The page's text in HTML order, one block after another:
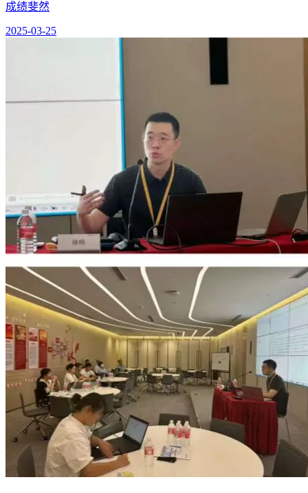
成绩斐然
2025-03-25